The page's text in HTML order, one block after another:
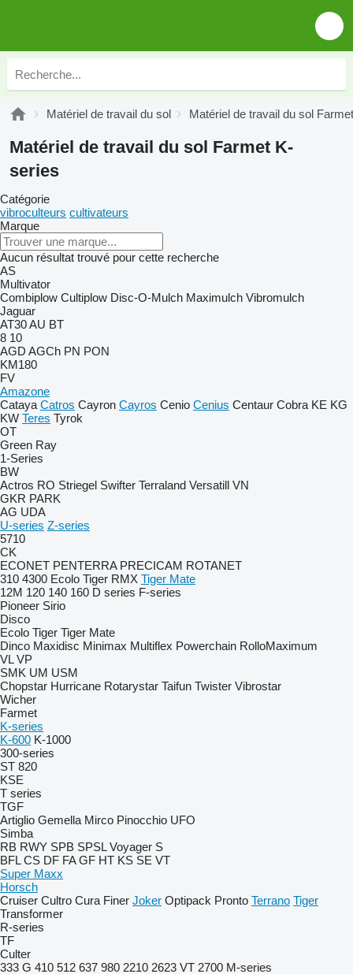
Matériel de travail du sol Matériel de travail du sol Farmet
Matériel de travail du sol Farmet K-
series
Catégorie
vibroculteurs cultivateurs
Marque
Aucun résultat trouvé pour cette recherche
AS
Multivator
Combiplow Cultiplow Disc-O-Mulch Maximulch Vibromulch
Jaguar
AT30AU BT
8 10
AGD AGCh PN PON
KM180
FV
Amazone
Cataya Catros Cayron Cayros Cenio Cenius Centaur Cobra KE KG
KW Teres Tyrok
OT
Green Ray
1-Series
BW
Actros RO Striegel Swifter Terraland Versatill VN
GKR PARK
AG UDA
U-series Z-series
5710
CK
ECONET PENTERRA PRECICAM ROTANET
310 4300 Ecolo Tiger RMX Tiger Mate
12M 120 140 160 D series F-series
Pioneer Sirio
Disco
Ecolo Tiger Tiger Mate
Dinco Maxidisc Minimax Multiflex Powerchain RolloMaximum
VL VP
SMK UM USM
Chopstar Hurricane Rotarystar Taifun Twister Vibrostar
Wicher
Farmet
K-series
K-600 K-1000
300-series
ST 820
KSE
T series
TGF
Artiglio Gemella Mirco Pinocchio UFO
Simba
RB RWY SPB SPSL Voyager S
BFL CS DF FA GF HT KS SE VT
Super Maxx
Horsch
Cruiser Cultro Cura Finer Joker Optipack Pronto Terrano Tiger
Transformer
R-series
TF
Culter
333 G 410 512 637 980 2210 2623 VT 2700 M-series